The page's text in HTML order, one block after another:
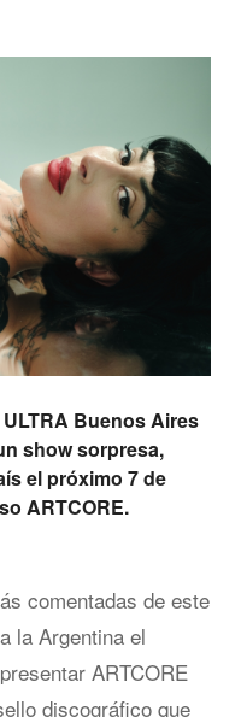
Buenos Aires
show sorpresa,
el próximo 7 de
ARTCORE.
comentadas de este
la Argentina el
ARTCORE
discográfico que